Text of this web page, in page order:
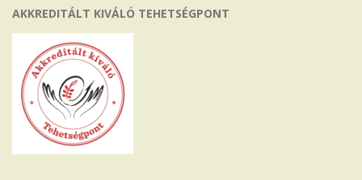
AKKREDITÁLT KIVÁLÓ TEHETSÉGPONT